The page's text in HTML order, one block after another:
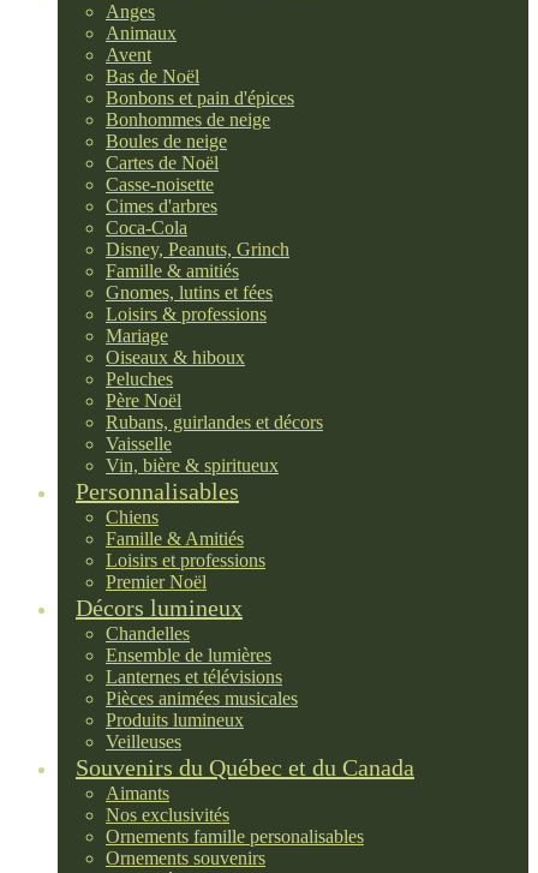
Anges
Animaux
Avent
Bas de Noël
Bonbons et pain d'épices
Bonhommes de neige
Boules de neige
Cartes de Noël
Casse-noisette
Cimes d'arbres
Coca-Cola
Disney, Peanuts, Grinch
Famille & amitiés
Gnomes, lutins et fées
Loisirs & professions
Mariage
Oiseaux & hiboux
Peluches
Père Noël
Rubans, guirlandes et décors
Vaisselle
Vin, bière & spiritueux
Personnalisables
Chiens
Famille & Amitiés
Loisirs et professions
Premier Noël
Décors lumineux
Chandelles
Ensemble de lumières
Lanternes et télévisions
Pièces animées musicales
Produits lumineux
Veilleuses
Souvenirs du Québec et du Canada
Aimants
Nos exclusivités
Ornements famille personalisables
Ornements souvenirs